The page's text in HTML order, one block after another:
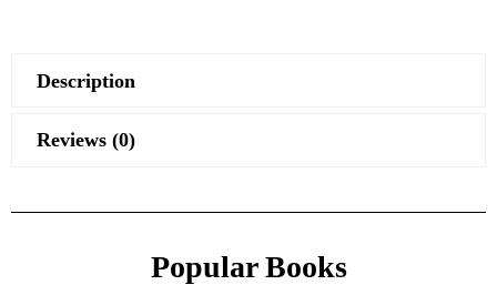
Description
Reviews (0)
Popular Books